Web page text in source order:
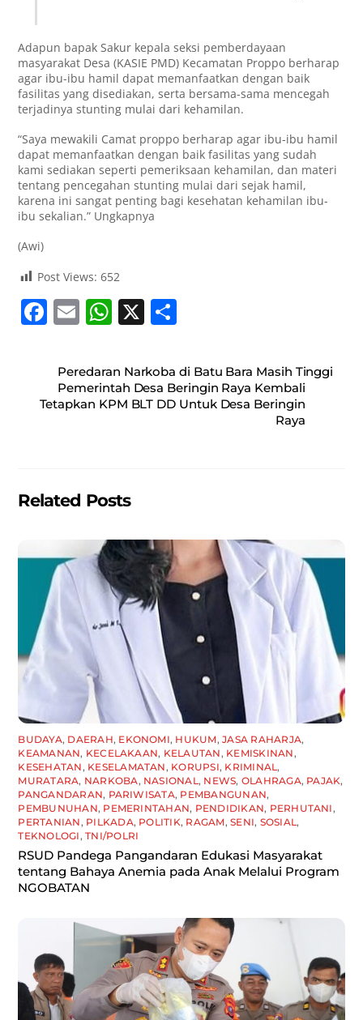
Adapun bapak Sakur kepala seksi pemberdayaan
masyarakat Desa (KASIE PMD) Kecamatan Proppo berharap
agar ibu-ibu hamil dapat memanfaatkan dengan baik
fasilitas yang disediakan, serta bersama-sama mencegah
terjadinya stunting mulai dari kehamilan.
“Saya mewakili Camat proppo berharap agar ibu-ibu hamil
dapat memanfaatkan dengan baik fasilitas yang sudah
kami sediakan seperti pemeriksaan kehamilan, dan materi
tentang pencegahan stunting mulai dari sejak hamil,
karena ini sangat penting bagi kesehatan kehamilan ibu-
ibu sekalian.” Ungkapnya
(Awi)
Post Views: 652
F
c
e
b
k
E
ai
l
W
at
s
A
X
ar
e
Peredaran Narkoba di Batu Bara Masih Tinggi
Pemerintah Desa Beringin Raya Kembali
Tetapkan KPM BLT DD Untuk Desa Beringin
Raya
Related Posts
BUDAYA, DAERAH, EKONOMI, HUKUM,JASA RAHARJA,
KEAMANAN, KECELAKAAN, KELAUTAN, KEMISKINAN,
KESEHATAN, KESELAMATAN, KORUPSI, KRIMINAL,
MURATARA, NARKOBA, NASIONAL, NEWS, OLAHRAGA, PAJAK,
PANGANDARAN, PARIWISATA, PEMBANGUNAN,
PEMBUNUHAN, PEMERINTAHAN, PENDIDIKAN, PERHUTANI,
PERTANIAN, PILKADA, POLITIK, RAGAM,SENI, SOSIAL,
TEKNOLOGI,TNI/POLRI
RSUD Pandega Pangandaran Edukasi Masyarakat
tentang Bahaya Anemia pada Anak Melalui Program
NGOBATAN